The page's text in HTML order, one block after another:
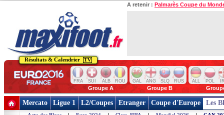
A retenir : Palmarès Coupe du
Résultats & Calendrier TV
1
FRA
2
SUI
3
ALB
4
ROU
1
GAL
2
ANG
3
SLQ
4
RUS
1
ALL
2
POL
3
Groupe A Groupe B
Mercato Ligue 1 L2/Coupes Etranger Coupe d'Europe Les